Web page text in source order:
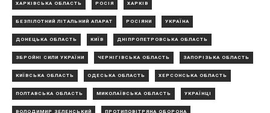
ХАРКІВСЬКА ОБЛАСТЬ РОСІЯ ХАРКІВ
БЕЗПІЛОТНИЙ ЛІТАЛЬНИЙ АПАРАТ РОСІЯНИ УКРАЇНА
ДОНЕЦЬКА ОБЛАСТЬ КИЇВ ДНІПРОПЕТРОВСЬКА ОБЛАСТЬ
ЗБРОЙНІ СИЛИ УКРАЇНИ ЧЕРНІГІВСЬКА ОБЛАСТЬ ЗАПОРІЗЬКА ОБЛАСТЬ
КИЇВСЬКА ОБЛАСТЬ ОДЕСЬКА ОБЛАСТЬ ХЕРСОНСЬКА ОБЛАСТЬ
ПОЛТАВСЬКА ОБЛАСТЬ МИКОЛАЇВСЬКА ОБЛАСТЬ УКРАЇНЦІ
ВОЛОДИМИР ЗЕЛЕНСЬКИЙ ПРОТИПОВІТРЯНА ОБОРОНА